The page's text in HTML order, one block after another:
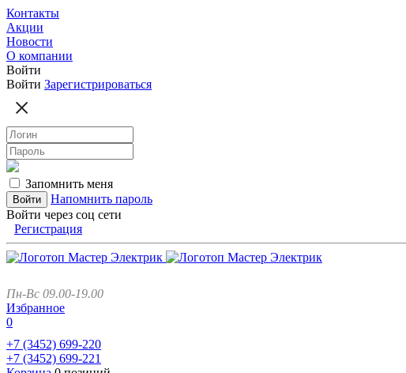
Контакты
Акции
Новости
О компании
Войти
Войти Зарегистрироваться
Запомнить меня
Напомнить пароль
Войти через соц сети
Регистрация
Пн-Вс 09.00-19.00
Избранное
0
+7 (3452) 699-220
+7 (3452) 699-221